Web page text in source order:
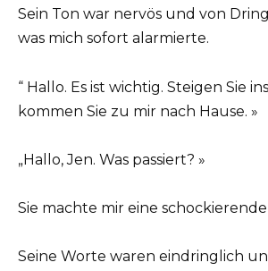
Sein Ton war nervös und von
was mich sofort alarmierte.
“ Hallo. Es ist wichtig. Steigen Sie
kommen Sie zu mir nach Hause. »
„Hallo, Jen. Was passiert? »
Sie machte mir eine
Seine Worte waren eindringlich